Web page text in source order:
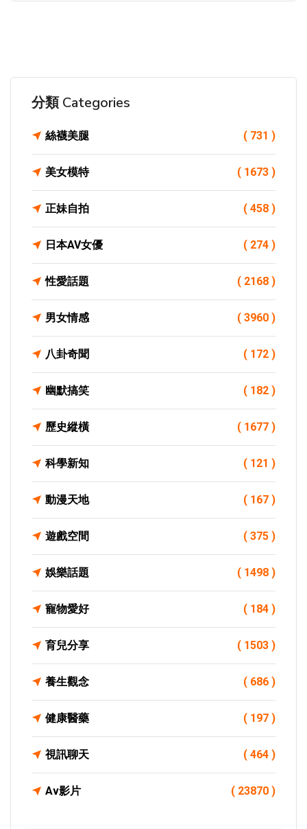
分類 Categories
絲襪美腿 ( 731 )
美女模特 ( 1673 )
正妹自拍 ( 458 )
日本AV女優 ( 274 )
性愛話題 ( 2168 )
男女情感 ( 3960 )
八卦奇聞 ( 172 )
幽默搞笑 ( 182 )
歷史縱橫 ( 1677 )
科學新知 ( 121 )
動漫天地 ( 167 )
遊戲空間 ( 375 )
娛樂話題 ( 1498 )
寵物愛好 ( 184 )
育兒分享 ( 1503 )
養生觀念 ( 686 )
健康醫藥 ( 197 )
視訊聊天 ( 464 )
Av影片 ( 23870 )